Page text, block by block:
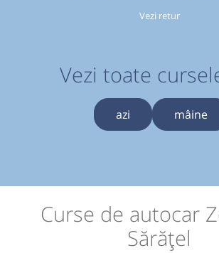
Vezi retur
Vezi toate
azi mâine
Curse de autocar
Sărățel